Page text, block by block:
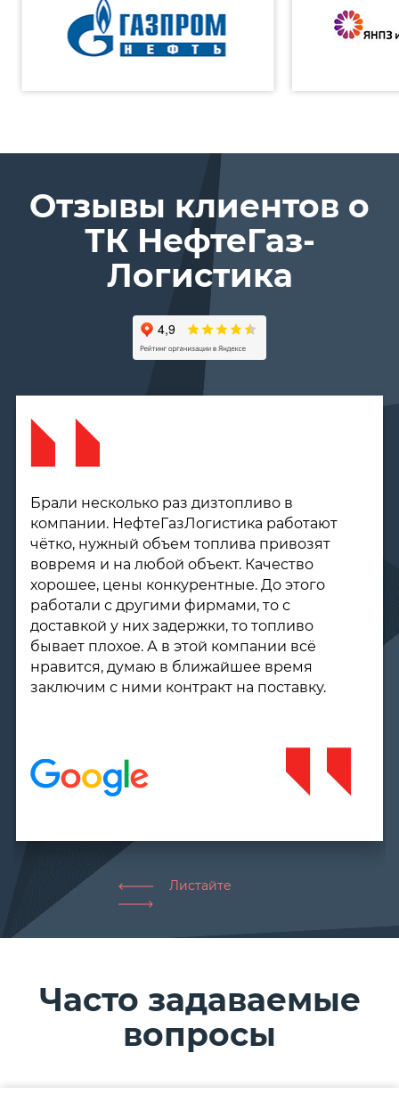
Отзывы клиентов о
ТК Нефте­Газ­
Логистика
Сотрудничаем с компанией
"НефтеГазЛогистика" уже второй год
(оптовые поставки дизельного топлива для
строительной техники) и полностью
удовлетворены как качеством поставляемой
продукции, так и условиями поставок.
Задержек ни разу не было, все расчеты
прозрачные, никаких подводных камней и/
или неожиданностей. Одним словом,
компания проявила себя добросовестным и
Листайте
Часто задаваемые
вопросы